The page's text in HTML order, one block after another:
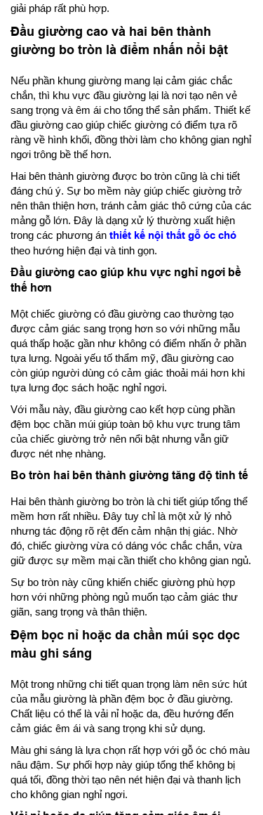
giải pháp rất phù hợp.
Đầu giường cao và hai bên thành
giường bo tròn là điểm nhấn nổi bật
Nếu phần khung giường mang lại cảm giác chắc
chắn, thì khu vực đầu giường lại là nơi tạo nên vẻ
sang trọng và êm ái cho tổng thể sản phẩm. Thiết kế
đầu giường cao giúp chiếc giường có điểm tựa rõ
ràng về hình khối, đồng thời làm cho không gian nghỉ
ngơi trông bề thế hơn.
Hai bên thành giường được bo tròn cũng là chi tiết
đáng chú ý. Sự bo mềm này giúp chiếc giường trở
nên thân thiện hơn, tránh cảm giác thô cứng của các
mảng gỗ lớn. Đây là dạng xử lý thường xuất hiện
trong các phương án thiết kế nội thất gỗ óc chó
theo hướng hiện đại và tinh gọn.
Đầu giường cao giúp khu vực nghỉ ngơi bề
thế hơn
Một chiếc giường có đầu giường cao thường tạo
được cảm giác sang trọng hơn so với những mẫu
quá thấp hoặc gần như không có điểm nhấn ở phần
tựa lưng. Ngoài yếu tố thẩm mỹ, đầu giường cao
còn giúp người dùng có cảm giác thoải mái hơn khi
tựa lưng đọc sách hoặc nghỉ ngơi.
Với mẫu này, đầu giường cao kết hợp cùng phần
đệm bọc chần múi giúp toàn bộ khu vực trung tâm
của chiếc giường trở nên nổi bật nhưng vẫn giữ
được nét nhẹ nhàng.
Bo tròn hai bên thành giường tăng độ tinh tế
Hai bên thành giường bo tròn là chi tiết giúp tổng thể
mềm hơn rất nhiều. Đây tuy chỉ là một xử lý nhỏ
nhưng tác động rõ rệt đến cảm nhận thị giác. Nhờ
đó, chiếc giường vừa có dáng vóc chắc chắn, vừa
giữ được sự mềm mại cần thiết cho không gian ngủ.
Sự bo tròn này cũng khiến chiếc giường phù hợp
hơn với những phòng ngủ muốn tạo cảm giác thư
giãn, sang trọng và thân thiện.
Đệm bọc nỉ hoặc da chần múi sọc dọc
màu ghi sáng
Một trong những chi tiết quan trọng làm nên sức hút
của mẫu giường là phần đệm bọc ở đầu giường.
Chất liệu có thể là vải nỉ hoặc da, đều hướng đến
cảm giác êm ái và sang trọng khi sử dụng.
Màu ghi sáng là lựa chọn rất hợp với gỗ óc chó màu
nâu đậm. Sự phối hợp này giúp tổng thể không bị
quá tối, đồng thời tạo nên nét hiện đại và thanh lịch
cho không gian nghỉ ngơi.